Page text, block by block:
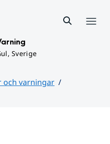
Sverige
och varningar